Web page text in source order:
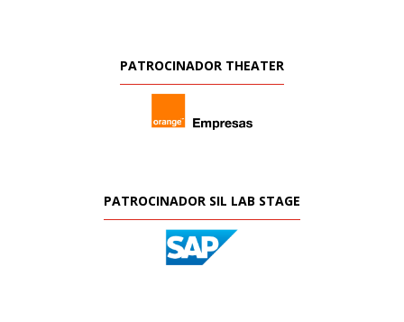
PATROCINADOR THEATER
PATROCINADOR SIL LAB STAGE